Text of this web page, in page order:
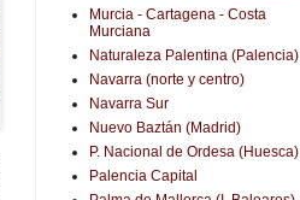
Murcia - Cartagena - Costa
Murciana
Naturaleza Palentina (Palencia)
Navarra (norte y centro)
Navarra Sur
Nuevo Baztán (Madrid)
P. Nacional de Ordesa (Huesca)
Palencia Capital